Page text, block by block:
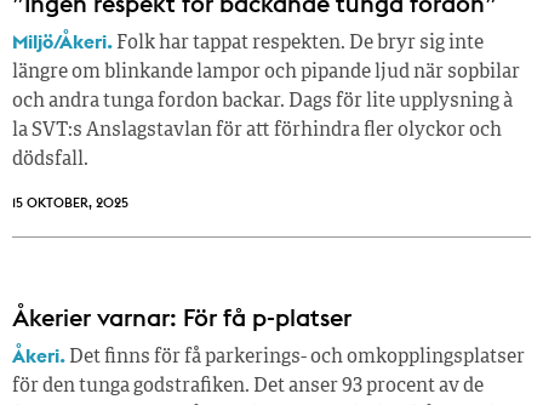
Miljö/Åkeri. Folk har tappat respekten. De bryr sig inte
längre om blinkande lampor och pipande ljud när sopbilar
och andra tunga fordon backar. Dags för lite upplysning à
la SVT:s Anslagstavlan för att förhindra fler olyckor och
dödsfall.
15 OKTOBER, 2025
Åkerier varnar: För få p-platser
Åkeri. Det finns för få parkerings- och omkopplingsplatser
för den tunga godstrafiken. Det anser 93 procent av de